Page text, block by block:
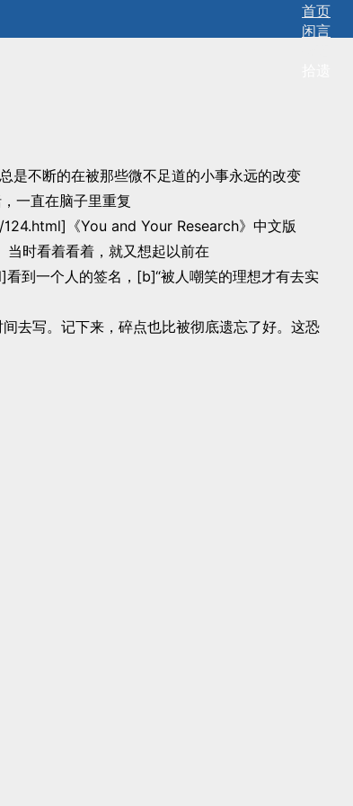
首页
闲言
是不断的在被那些微不足道的小事永远的改变
一直在脑子里重复
《You and Your Research》中文版
时看着看着，就又想起以前在
一个人的签名，[b]“被人嘲笑的理想才有去实
去写。记下来，碎点也比被彻底遗忘了好。这恐